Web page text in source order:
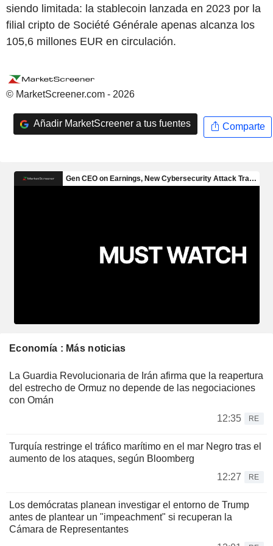
siendo limitada: la stablecoin lanzada en 2023 por la
filial cripto de Société Générale apenas alcanza los
105,6 millones EUR en circulación.
© MarketScreener.com - 2026
Añadir MarketScreener a tus fuentes Comparte
Economía : Más noticias
La Guardia Revolucionaria de Irán afirma que la reapertura
del estrecho de Ormuz no depende de las negociaciones
con Omán
12:35
RE
Turquía restringe el tráfico marítimo en el mar Negro tras el
aumento de los ataques, según Bloomberg
12:27
RE
Los demócratas planean investigar el entorno de Trump
antes de plantear un "impeachment" si recuperan la
Cámara de Representantes